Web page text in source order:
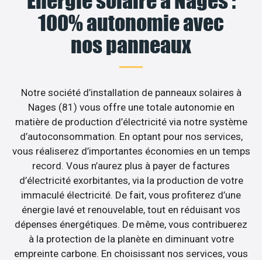
100% autonomie avec
nos panneaux
Notre société d’installation de panneaux solaires à
Nages (81) vous offre une totale autonomie en
matière de production d’électricité via notre système
d’autoconsommation. En optant pour nos services,
vous réaliserez d’importantes économies en un temps
record. Vous n’aurez plus à payer de factures
d’électricité exorbitantes, via la production de votre
immaculé électricité. De fait, vous profiterez d’une
énergie lavé et renouvelable, tout en réduisant vos
dépenses énergétiques. De même, vous contribuerez
à la protection de la planète en diminuant votre
empreinte carbone. En choisissant nos services, vous